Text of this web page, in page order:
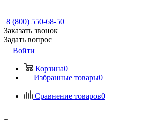
8 (800) 550-68-50
Заказать звонок
Задать вопрос
Войти
Корзина0
Избранные товары0
Сравнение товаров0